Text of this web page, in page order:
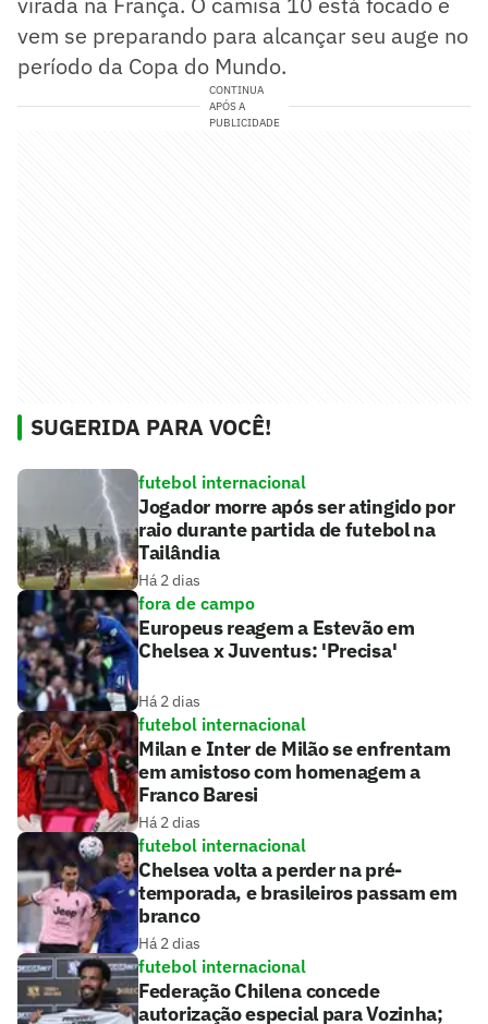
vem se preparando para alcançar seu auge no
período da Copa do Mundo.
CONTINUA
APÓS A
PUBLICIDADE
SUGERIDA PARA VOCÊ!
futebol internacional
Jogador morre após ser atingido por
raio durante partida de futebol na
Tailândia
Há 2 dias
fora de campo
Europeus reagem a Estevão em
Chelsea x Juventus: 'Precisa'
Há 2 dias
futebol internacional
Milan e Inter de Milão se enfrentam
em amistoso com homenagem a
Franco Baresi
Há 2 dias
futebol internacional
Chelsea volta a perder na pré-
temporada, e brasileiros passam em
branco
Há 2 dias
futebol internacional
Federação Chilena concede
autorização especial para Vozinha;